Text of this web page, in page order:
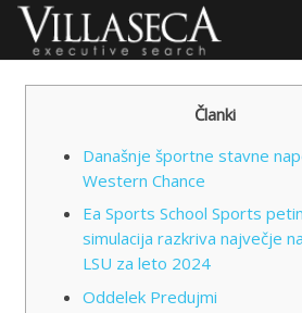
Članki
Današnje športne stavne
Western Chance
Ea Sports School Sports
simulacija razkriva največje
LSU za leto 2024
Oddelek Predujmi